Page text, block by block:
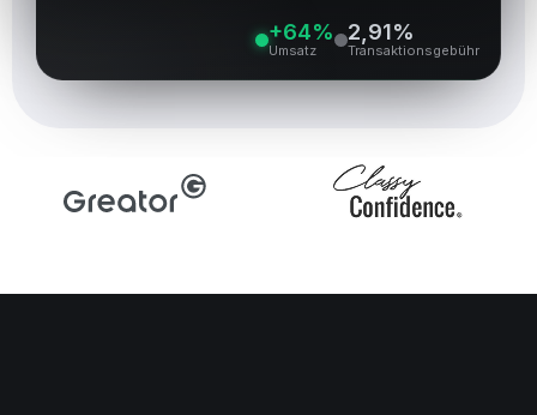
+154%
Umsatz
1,51%
Transaktionsgebühr